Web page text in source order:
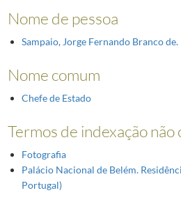
Nome de pessoa
Sampaio, Jorge Fernando Branco
Nome comum
Chefe de Estado
Termos de indexação
Fotografia
Palácio Nacional de Belém.
Portugal)